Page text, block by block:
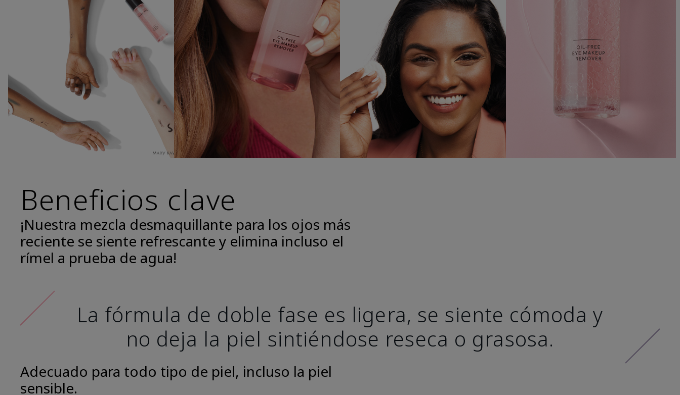
Beneficios clave
¡Nuestra mezcla desmaquillante para los ojos más
reciente se siente refrescante y elimina incluso el
rímel a prueba de agua!
La fórmula de doble fase es ligera, se siente cómoda y
no deja la piel sintiéndose reseca o grasosa.
Adecuado para todo tipo de piel, incluso la piel
sensible.